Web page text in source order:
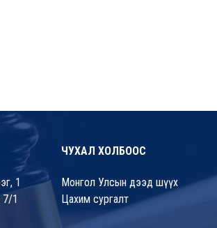
1
1
ЧУХАЛ ХОЛБООС
Монгол Улсын дээд шүүх
Цахим сургалт